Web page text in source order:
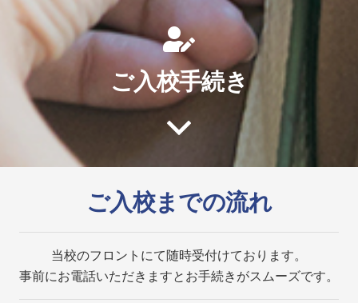
ご入校手続き
ご入校までの流れ
当校のフロントにて随時受付けております。
事前にお電話いただきますとお手続きがスムーズです。